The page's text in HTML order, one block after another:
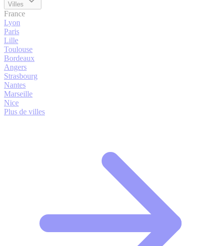
Villes
France
Lyon
Paris
Lille
Toulouse
Bordeaux
Angers
Strasbourg
Nantes
Marseille
Nice
Plus de villes